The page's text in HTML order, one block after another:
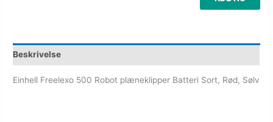
Beskrivelse
Einhell Freelexo 500 Robot plæneklipper Batteri Sort, Rød, Sølv